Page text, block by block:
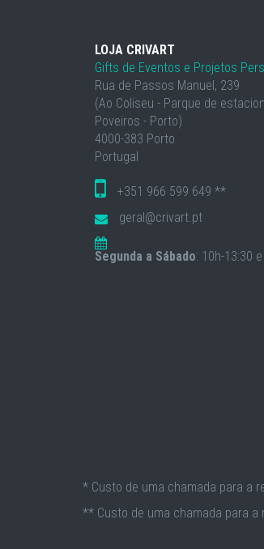
LOJA CRIVART
Gifts de Eventos e Projetos
Rua de Passos Manuel, 239
(Ao Coliseu - Parque de
Poveiros - Porto)
4000-383 Porto
Portugal
+351 966 599 649 **
geral@crivart.pt
Segunda a Sábado: 10h-13:30
* Custo de uma chamada para a
** Custo de uma chamada para a